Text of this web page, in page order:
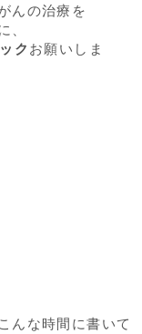
んの治療を
、
ク お願いしま
んな時間に書いて